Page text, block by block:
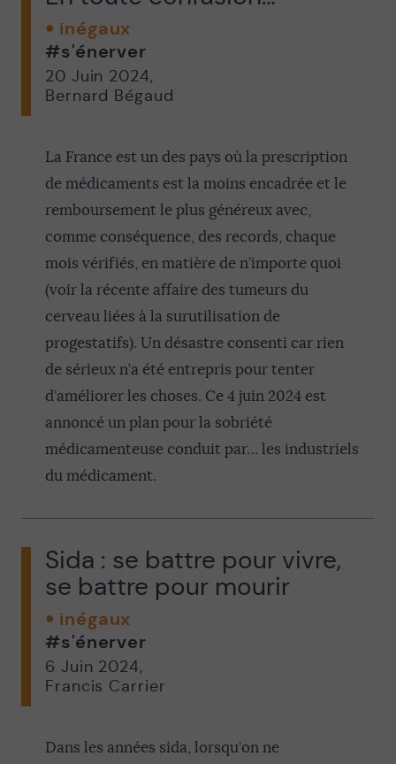
inégaux
#s'énerver
20 Juin 2024,
Bernard Bégaud
La France est un des pays où la prescription
de médicaments est la moins encadrée et le
remboursement le plus généreux avec,
comme conséquence, des records, chaque
mois vérifiés, en matière de n’importe quoi
(voir la récente affaire des tumeurs du
cerveau liées à la surutilisation de
progestatifs). Un désastre consenti car rien
de sérieux n’a été entrepris pour tenter
d’améliorer les choses. Ce 4 juin 2024 est
annoncé un plan pour la sobriété
médicamenteuse conduit par… les industriels
du médicament.
Sida : se battre pour vivre,
se battre pour mourir
inégaux
#s'énerver
6 Juin 2024,
Francis Carrier
Dans les années sida, lorsqu’on ne